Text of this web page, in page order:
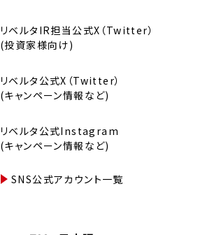
リベルタIR担当公式X（Twitter）
(投資家様向け)
リベルタ公式X（Twitter）
(キャンペーン情報など)
リベルタ公式Instagram
(キャンペーン情報など)
SNS公式アカウント一覧